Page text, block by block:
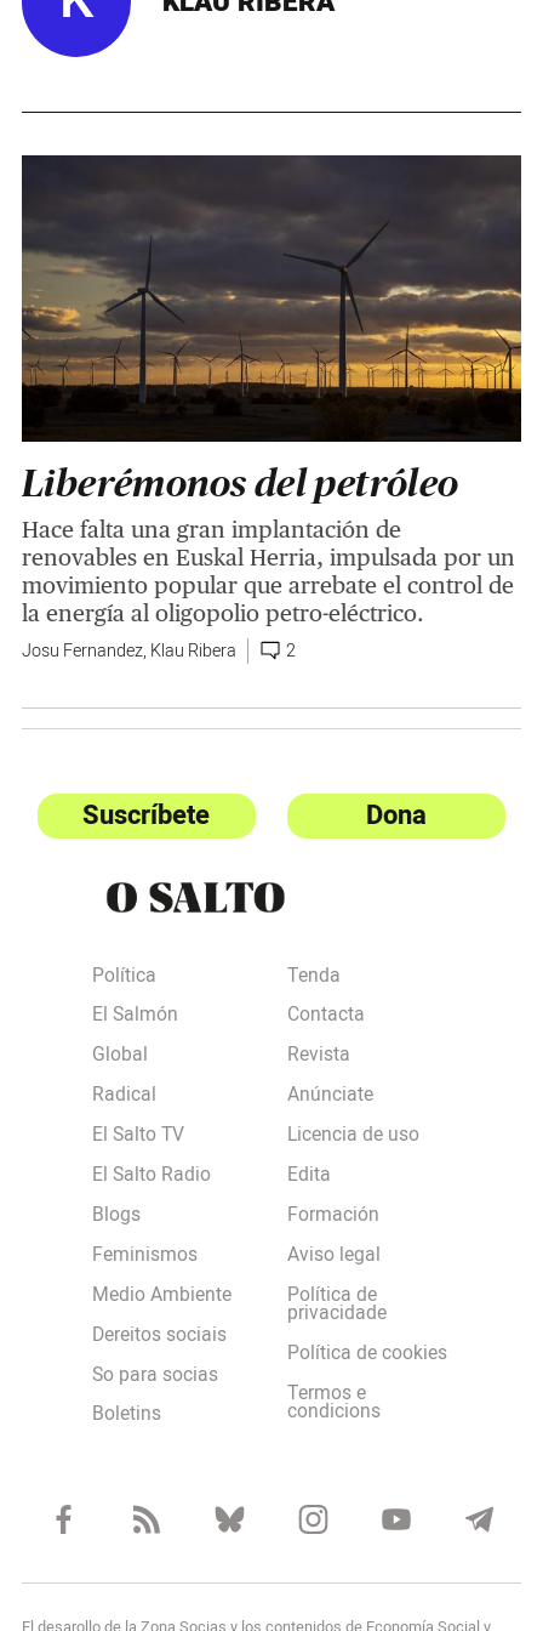
Liberémonos del petróleo
Hace falta una gran implantación de
renovables en Euskal Herria, impulsada por un
movimiento popular que arrebate el control de
la energía al oligopolio petro-eléctrico.
Josu Fernandez, Klau Ribera 2
Suscríbete Dona
Política
El Salmón
Global
Radical
El Salto TV
El Salto Radio
Blogs
Feminismos
Medio Ambiente
Dereitos sociais
So para socias
Boletins
Tenda
Contacta
Revista
Anúnciate
Licencia de uso
Edita
Formación
Aviso legal
Política de
privacidade
Política de cookies
Termos e
condicions